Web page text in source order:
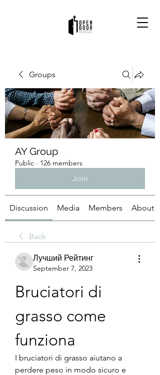
Groups
AY Group
Public · 126 members
Join
Discussion Media Members About
Back
Лучший Рейтинг
September 7, 2023
Bruciatori di
grasso come
funziona
I bruciatori di grasso aiutano a
perdere peso in modo sicuro e